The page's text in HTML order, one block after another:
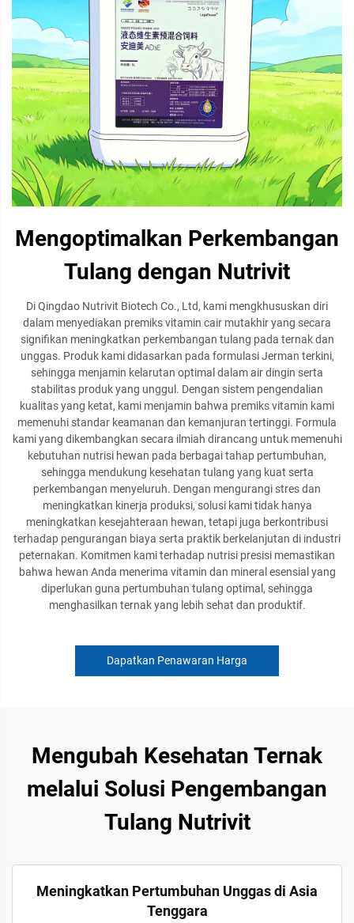
Mengoptimalkan Perkembangan
Tulang dengan Nutrivit
Di Qingdao Nutrivit Biotech Co., Ltd, kami mengkhususkan diri
dalam menyediakan premiks vitamin cair mutakhir yang secara
signifikan meningkatkan perkembangan tulang pada ternak dan
unggas. Produk kami didasarkan pada formulasi Jerman terkini,
sehingga menjamin kelarutan optimal dalam air dingin serta
stabilitas produk yang unggul. Dengan sistem pengendalian
kualitas yang ketat, kami menjamin bahwa premiks vitamin kami
memenuhi standar keamanan dan kemanjuran tertinggi. Formula
kami yang dikembangkan secara ilmiah dirancang untuk memenuhi
kebutuhan nutrisi hewan pada berbagai tahap pertumbuhan,
sehingga mendukung kesehatan tulang yang kuat serta
perkembangan menyeluruh. Dengan mengurangi stres dan
meningkatkan kinerja produksi, solusi kami tidak hanya
meningkatkan kesejahteraan hewan, tetapi juga berkontribusi
terhadap pengurangan biaya serta praktik berkelanjutan di industri
peternakan. Komitmen kami terhadap nutrisi presisi memastikan
bahwa hewan Anda menerima vitamin dan mineral esensial yang
diperlukan guna pertumbuhan tulang optimal, sehingga
menghasilkan ternak yang lebih sehat dan produktif.
Dapatkan Penawaran Harga
Mengubah Kesehatan Ternak
melalui Solusi Pengembangan
Tulang Nutrivit
Meningkatkan Pertumbuhan Unggas di Asia
Tenggara